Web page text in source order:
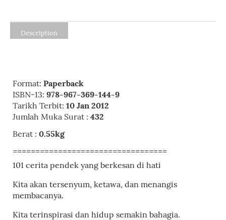
Description
Format: Paperback
ISBN-13: 978-967-369-144-9
Tarikh Terbit: 10 Jan 2012
Jumlah Muka Surat : 432
Berat : 0.55kg
==================================
101 cerita pendek yang berkesan di hati
Kita akan tersenyum, ketawa, dan menangis
membacanya.
Kita terinspirasi dan hidup semakin bahagia.